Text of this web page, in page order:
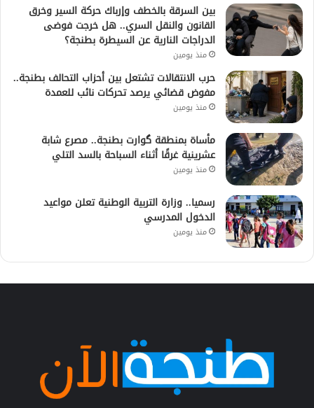
بين السرقة بالخطف وإرباك حركة السير وخرق
القانون والنقل السري.. هل خرجت فوضى
الدراجات النارية عن السيطرة بطنجة؟
منذ يومين
حرب الانتقالات تشتعل بين أحزاب التحالف بطنجة..
مفوض قضائي يرصد تحركات نائب للعمدة
منذ يومين
مأساة بمنطقة گوارت بطنجة.. مصرع شابة
عشرينية غرقًا أثناء السباحة بالسد التلي
منذ يومين
رسميا.. وزارة التربية الوطنية تعلن مواعيد
الدخول المدرسي
منذ يومين